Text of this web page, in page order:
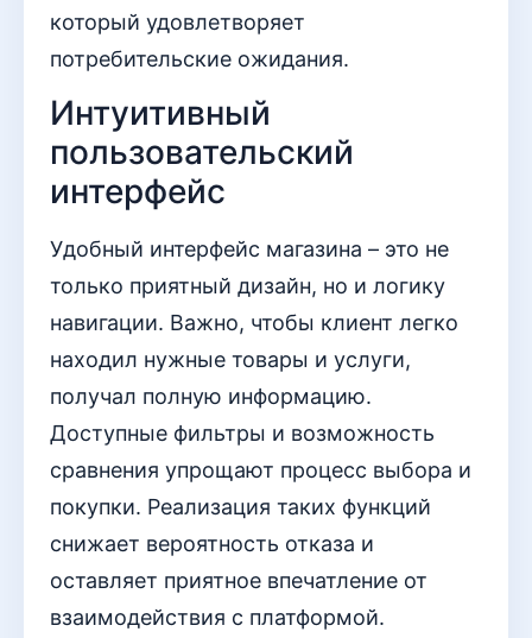
который удовлетворяет
потребительские ожидания.
Интуитивный
пользовательский
интерфейс
Удобный интерфейс магазина – это не
только приятный дизайн, но и логику
навигации. Важно, чтобы клиент легко
находил нужные товары и услуги,
получал полную информацию.
Доступные фильтры и возможность
сравнения упрощают процесс выбора и
покупки. Реализация таких функций
снижает вероятность отказа и
оставляет приятное впечатление от
взаимодействия с платформой.